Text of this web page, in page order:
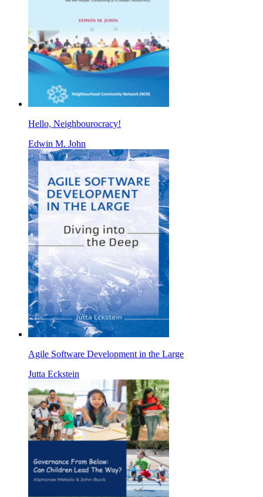
Hello, Neighbourocracy!
Edwin M. John
Agile Software Development in the Large
Jutta Eckstein